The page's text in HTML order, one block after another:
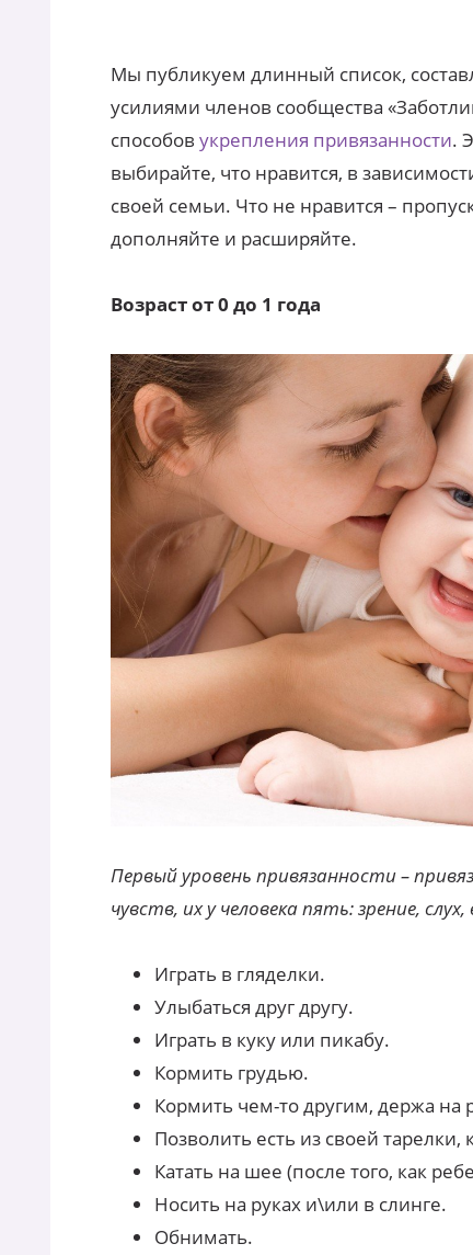
Мы публикуем длинный список,
усилиями членов сообщества
способов укрепления привязанности.
выбирайте, что нравится, в
своей семьи. Что не нравится –
дополняйте и расширяйте.
Возраст от 0 до 1 года
Первый уровень привязанности –
чувств, их у человека пять: зрение,
Играть в гляделки.
Улыбаться друг другу.
Играть в куку или пикабу.
Кормить грудью.
Кормить чем-то другим, держа на
Позволить есть из своей
Катать на шее (после того, как
Носить на руках и\или в слинге.
Обнимать.